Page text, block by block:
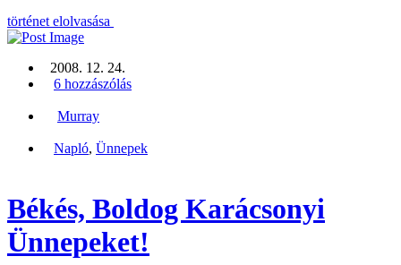
történet elolvasása
2008. 12. 24.
6 hozzászólás
Murray
Napló, Ünnepek
Békés, Boldog Karácsonyi
Ünnepeket!